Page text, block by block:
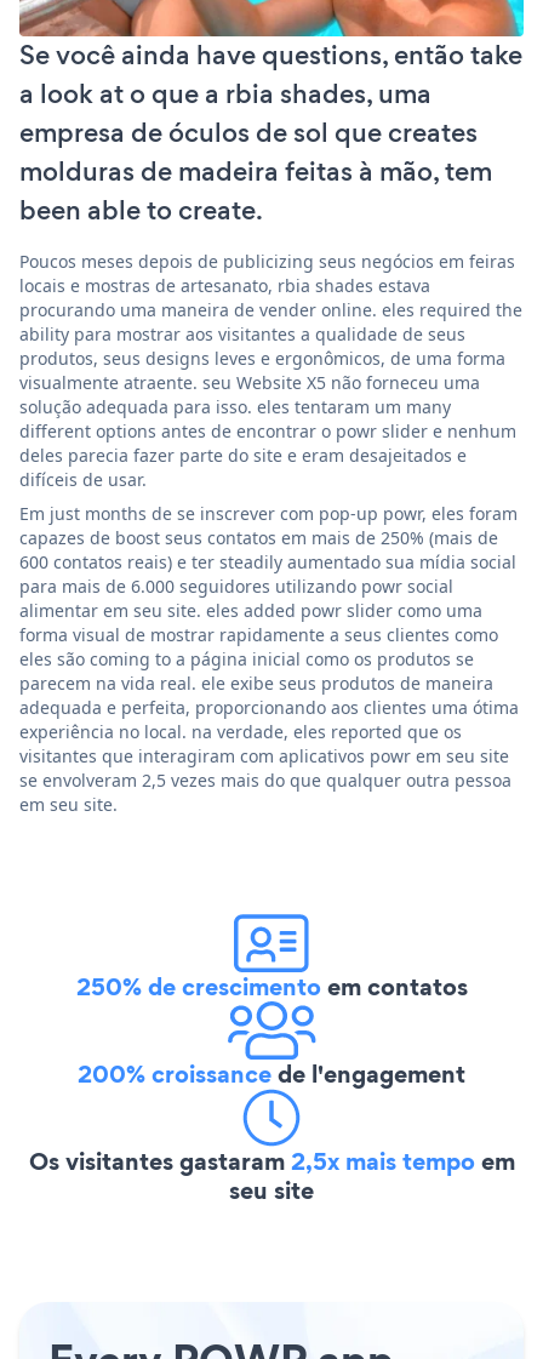
Se você ainda have questions, então take
a look at o que a rbia shades, uma
empresa de óculos de sol que creates
molduras de madeira feitas à mão, tem
been able to create.
Poucos meses depois de publicizing seus negócios em feiras
locais e mostras de artesanato, rbia shades estava
procurando uma maneira de vender online. eles required the
ability para mostrar aos visitantes a qualidade de seus
produtos, seus designs leves e ergonômicos, de uma forma
visualmente atraente. seu Website X5 não forneceu uma
solução adequada para isso. eles tentaram um many
different options antes de encontrar o powr slider e nenhum
deles parecia fazer parte do site e eram desajeitados e
difíceis de usar.
Em just months de se inscrever com pop-up powr, eles foram
capazes de boost seus contatos em mais de 250% (mais de
600 contatos reais) e ter steadily aumentado sua mídia social
para mais de 6.000 seguidores utilizando powr social
alimentar em seu site. eles added powr slider como uma
forma visual de mostrar rapidamente a seus clientes como
eles são coming to a página inicial como os produtos se
parecem na vida real. ele exibe seus produtos de maneira
adequada e perfeita, proporcionando aos clientes uma ótima
experiência no local. na verdade, eles reported que os
visitantes que interagiram com aplicativos powr em seu site
se envolveram 2,5 vezes mais do que qualquer outra pessoa
em seu site.
250% de crescimentoem contatos
200% croissancede l'engagement
Os visitantes gastaram2,5x mais tempoem
seu site